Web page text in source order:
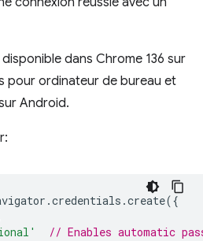
dans Chrome 136 sur
pour ordinateur de bureau et
Android.
.credentials .create({
// Enables automatic